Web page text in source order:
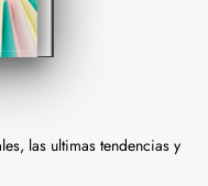
las ultimas tendencias y